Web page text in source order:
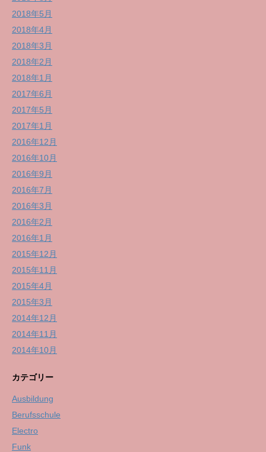
2018年5月
2018年4月
2018年3月
2018年2月
2018年1月
2017年6月
2017年5月
2017年1月
2016年12月
2016年10月
2016年9月
2016年7月
2016年3月
2016年2月
2016年1月
2015年12月
2015年11月
2015年4月
2015年3月
2014年12月
2014年11月
2014年10月
カテゴリー
Ausbildung
Berufsschule
Electro
Funk